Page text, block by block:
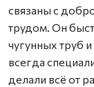
связаны с
трудом. Он
чугунных труб
всегда
делали всё от